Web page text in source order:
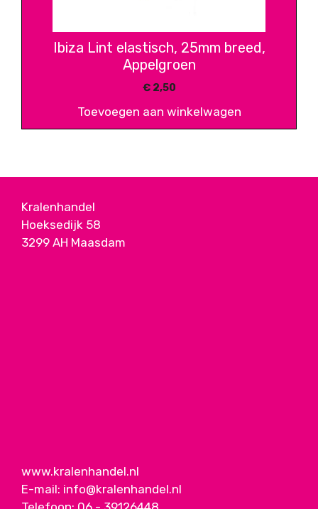
Ibiza Lint elastisch, 25mm breed,
Appelgroen
€2,50
Toevoegen aan winkelwagen
Kralenhandel
Hoeksedijk 58
3299 AH Maasdam
www.kralenhandel.nl
E-mail: info@kralenhandel.nl